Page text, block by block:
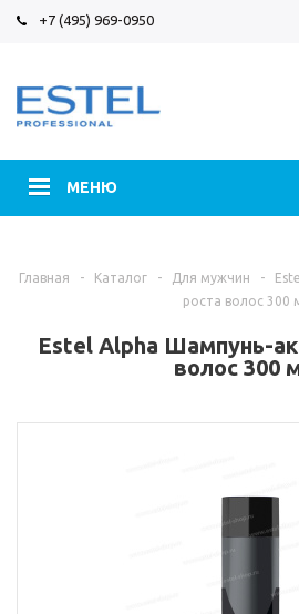
+7 (495) 969-0950
МЕНЮ
Главная - Каталог - Для мужчин -
роста волос 300
Estel Alpha Шампунь-
волос 300